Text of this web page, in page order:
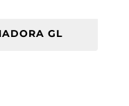
GL